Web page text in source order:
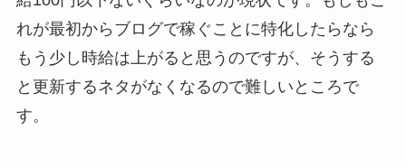
れが最初からブログで稼ぐことに特化したらなら
もう少し時給は上がると思うのですが、そうする
と更新するネタがなくなるので難しいところで
す。